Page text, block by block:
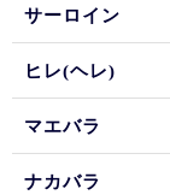
サーロイン
ヒレ(ヘレ)
マエバラ
ナカバラ